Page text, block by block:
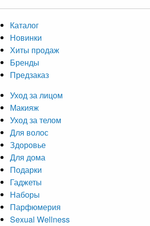
Каталог
Новинки
Хиты продаж
Бренды
Предзаказ
Уход за лицом
Макияж
Уход за телом
Для волос
Здоровье
Для дома
Подарки
Гаджеты
Наборы
Парфюмерия
Sexual Wellness